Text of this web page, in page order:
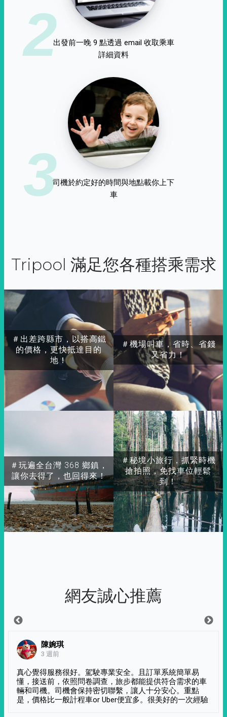
2出發前一晚 9 點透過 email 收取乘車
詳細資料
3司機於約定好的時間與地點載你上下
車
Tripool 滿足您各種搭乘需求
＃出差跨縣市，以搭高鐵
的價格，更快抵達目的
地！
＃玩遍全台灣 368 鄉鎮，
讓你去得了，也回得來！
＃秘境小旅行，抓緊時機
搶拍照，免找車位輕鬆
到！
＃機場叫車，省時、省錢
又省力！
網友誠心推薦
陳婉琪
3 週前
真心覺得服務很好。駕駛專業安全。且訂單系統簡單易
懂，接送前，依照問卷調查，旅步都能提供符合需求的車
輛和司機。司機會保持密切聯繫，讓人十分安心。重點
是，價格比一般計程車or Uber便宜多。很美好的一次經驗